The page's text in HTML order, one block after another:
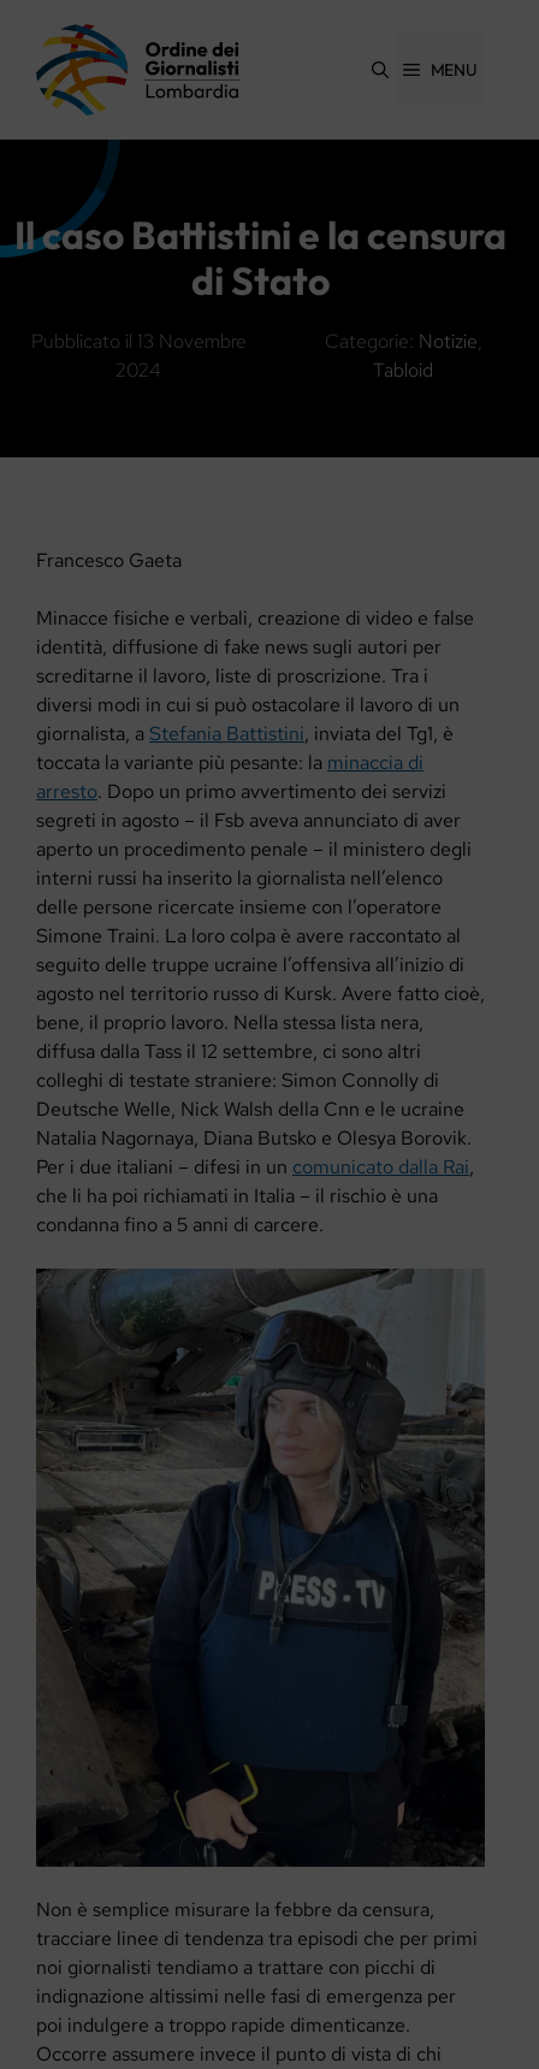
contenuto
MENU
Il caso Battistini e la censura
di Stato
Pubblicato il 13 Novembre
2024
Categorie: Notizie,
Tabloid
Francesco Gaeta
Minacce fisiche e verbali, creazione di video e false
identità, diffusione di fake news sugli autori per
screditarne il lavoro, liste di proscrizione. Tra i
diversi modi in cui si può ostacolare il lavoro di un
giornalista, a Stefania Battistini, inviata del Tg1, è
toccata la variante più pesante: la minaccia di
arresto. Dopo un primo avvertimento dei servizi
segreti in agosto – il Fsb aveva annunciato di aver
aperto un procedimento penale – il ministero degli
interni russi ha inserito la giornalista nell’elenco
delle persone ricercate insieme con l’operatore
Simone Traini. La loro colpa è avere raccontato al
seguito delle truppe ucraine l’offensiva all’inizio di
agosto nel territorio russo di Kursk. Avere fatto cioè,
bene, il proprio lavoro. Nella stessa lista nera,
diffusa dalla Tass il 12 settembre, ci sono altri
colleghi di testate straniere: Simon Connolly di
Deutsche Welle, Nick Walsh della Cnn e le ucraine
Natalia Nagornaya, Diana Butsko e Olesya Borovik.
Per i due italiani – difesi in un comunicato dalla Rai,
che li ha poi richiamati in Italia – il rischio è una
condanna fino a 5 anni di carcere.
Non è semplice misurare la febbre da censura,
tracciare linee di tendenza tra episodi che per primi
noi giornalisti tendiamo a trattare con picchi di
indignazione altissimi nelle fasi di emergenza per
poi indulgere a troppo rapide dimenticanze.
Occorre assumere invece il punto di vista di chi